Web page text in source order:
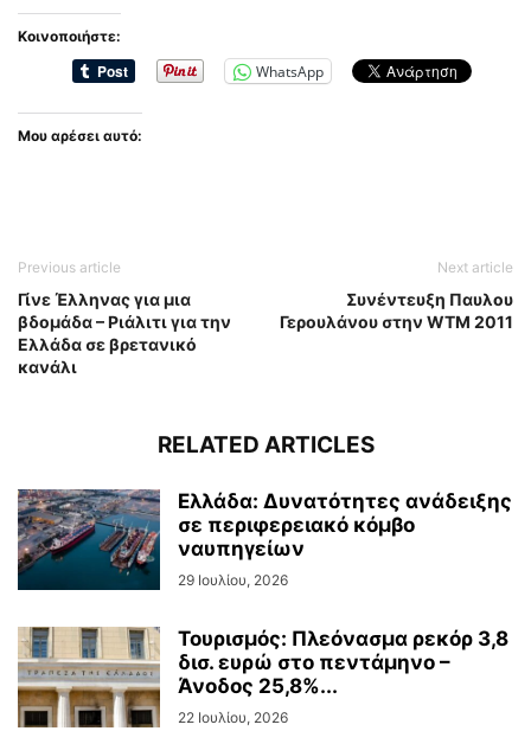
Κοινοποιήστε:
WhatsApp
Μου αρέσει αυτό:
Previous article
Γίνε Έλληνας για μια
βδομάδα – Ριάλιτι για την
Ελλάδα σε βρετανικό
κανάλι
Next article
Συνέντευξη Παυλου
Γερουλάνου στην WTM 2011
RELATED ARTICLES
Ελλάδα: Δυνατότητες ανάδειξης
σε περιφερειακό κόμβο
ναυπηγείων
29 Ιουλίου, 2026
Τουρισμός: Πλεόνασμα ρεκόρ 3,8
δισ. ευρώ στο πεντάμηνο –
Άνοδος 25,8%...
22 Ιουλίου, 2026